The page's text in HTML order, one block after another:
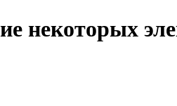
некоторых